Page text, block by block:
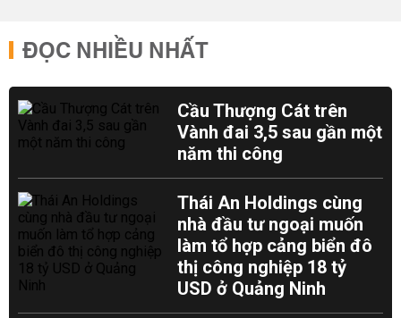
ĐỌC NHIỀU NHẤT
Cầu Thượng Cát trên
Vành đai 3,5 sau gần một
năm thi công
Thái An Holdings cùng
nhà đầu tư ngoại muốn
làm tổ hợp cảng biển đô
thị công nghiệp 18 tỷ
USD ở Quảng Ninh